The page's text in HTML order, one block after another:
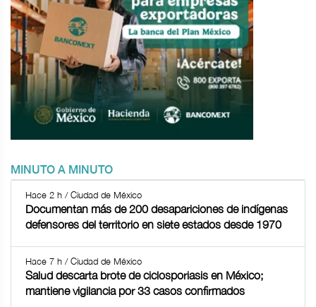
MINUTO A MINUTO
Hace 2 h / Ciudad de México
Documentan más de 200 desapariciones de indígenas
defensores del territorio en siete estados desde 1970
Hace 7 h / Ciudad de México
Salud descarta brote de ciclosporiasis en México;
mantiene vigilancia por 33 casos confirmados